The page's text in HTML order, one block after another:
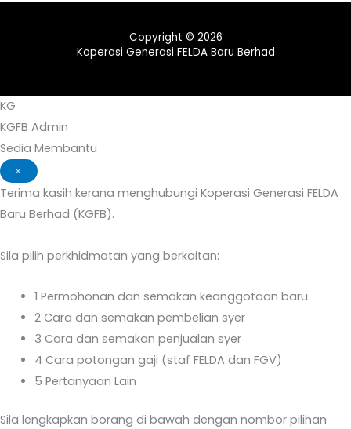
Copyright © 2026
Koperasi Generasi FELDA Baru Berhad
KG
KGFB Admin
Sedia Membantu
×
Terima kasih kerana menghubungi Koperasi Generasi FELDA
Baru Berhad (KGFB).
Sila pilih perkhidmatan yang berkaitan:
1 Permohonan dan semakan keanggotaan baru
2 Cara dan semakan pembelian syer
3 Cara dan semakan penjualan syer
4 Cara potongan gaji (staf FELDA dan FGV)
5 Pertanyaan Lain
Sila lengkapkan borang di bawah dengan nombor pilihan